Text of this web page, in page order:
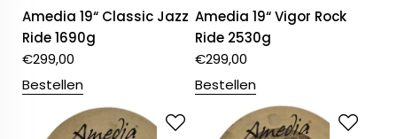
Amedia 19“ Classic Jazz
Ride 1690g
€299,00
Bestellen
Amedia 19“ Vigor Rock
Ride 2530g
€299,00
Bestellen